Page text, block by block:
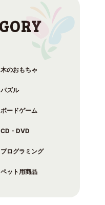
木のおもちゃ
パズル
ボードゲーム
CD・DVD
プログラミング
ペット用商品